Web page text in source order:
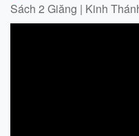
Sách 2 Giăng | Kinh